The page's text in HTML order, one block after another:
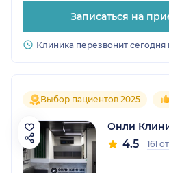
Записаться на
Клиника перезвонит сегодня
Выбор пациентов 2025
Онли
4.5 161